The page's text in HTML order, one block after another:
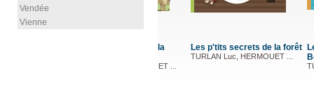
Vendée
Vienne
Les p'tits secrets de la forêt
TURLAN Luc, HERMOUET ...
Les
Boyard
TURLAN